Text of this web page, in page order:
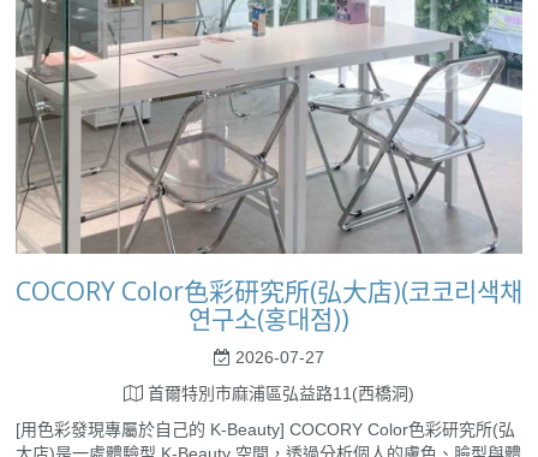
COCORY Color色彩研究所(弘大店)(코코리색채
연구소(홍대점))
2026-07-27
首爾特別市麻浦區弘益路11(西橋洞)
[用色彩發現專屬於自己的 K-Beauty] COCORY Color色彩研究所(弘